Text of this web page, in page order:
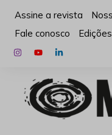
para
conteúdo
Assine a revista
Fale conosco
Edições